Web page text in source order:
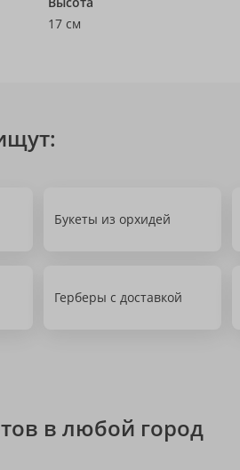
17 см
Букеты из орхидей
Герберы с доставкой
в любой город